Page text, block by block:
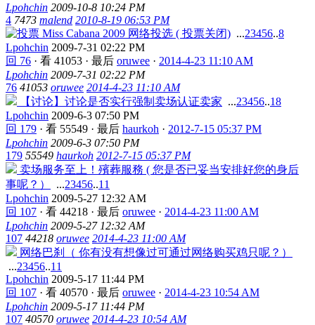
Lpohchin 2009-10-8 10:24 PM
4 7473 malend 2010-8-19 06:53 PM
Miss Cabana 2009 网络投选 ( 投票关闭) ...23456..8
Lpohchin 2009-7-31 02:22 PM
回 76 · 看 41053 · 最后 oruwee · 2014-4-23 11:10 AM
Lpohchin 2009-7-31 02:22 PM
76 41053 oruwee 2014-4-23 11:10 AM
【讨论】讨论是否实行强制卖场认证卖家 ...23456..18
Lpohchin 2009-6-3 07:50 PM
回 179 · 看 55549 · 最后 haurkoh · 2012-7-15 05:37 PM
Lpohchin 2009-6-3 07:50 PM
179 55549 haurkoh 2012-7-15 05:37 PM
卖场服务至上！殯葬服務 ( 您是否已妥当安排好您的身后
事呢？）
...23456..11
Lpohchin 2009-5-27 12:32 AM
回 107 · 看 44218 · 最后 oruwee · 2014-4-23 11:00 AM
Lpohchin 2009-5-27 12:32 AM
107 44218 oruwee 2014-4-23 11:00 AM
网络巴刹（ 你有没有想像过可通过网络购买鸡只呢？）
...23456..11
Lpohchin 2009-5-17 11:44 PM
回 107 · 看 40570 · 最后 oruwee · 2014-4-23 10:54 AM
Lpohchin 2009-5-17 11:44 PM
107 40570 oruwee 2014-4-23 10:54 AM